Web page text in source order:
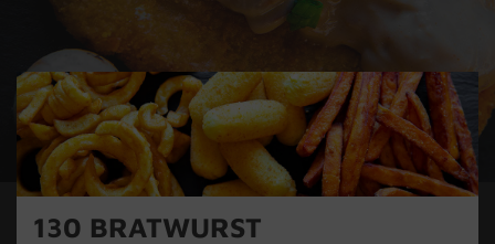
130 BRATWURST